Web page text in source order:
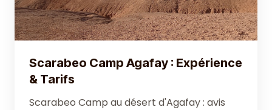
Scarabeo Camp Agafay : Expérience
& Tarifs
Scarabeo Camp au désert d'Agafay : avis